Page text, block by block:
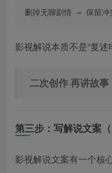
删掉无聊剧情 → 保留
影视解说本质不是“复述
二次创作 再讲故事
第三步：写解说文案（
影视解说文案有一个核